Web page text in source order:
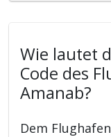
Wie lautet
Code des
Amanab?
Dem